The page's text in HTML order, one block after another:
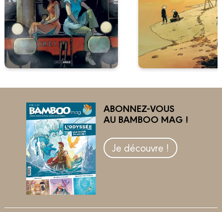
ABONNEZ-VOUS
AU BAMBOO MAG !
Je découvre !